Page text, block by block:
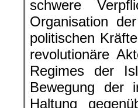
schwere
Organisation
politischen
revolutionäre
Regimes der
Bewegung der
Haltung